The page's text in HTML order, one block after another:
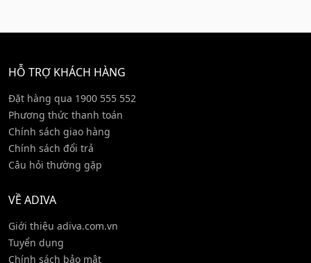
HỖ TRỢ KHÁCH HÀNG
Đặt hàng qua 1900 555 552
Phương thức thanh toán
Chính sách giao hàng
Chính sách đổi trả
Câu hỏi thường gặp
VỀ ADIVA
Giới thiệu adiva.com.vn
Tuyển dụng
Chính sách bảo mật